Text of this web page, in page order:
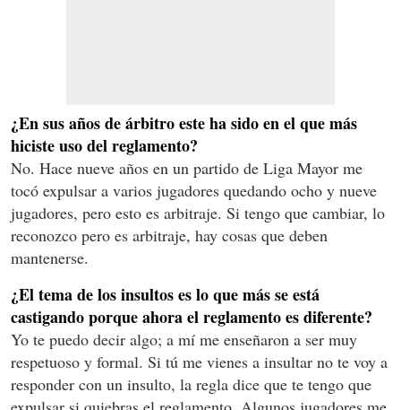
¿En sus años de árbitro este ha sido en el que más
hiciste uso del reglamento?
No. Hace nueve años en un partido de Liga Mayor me
tocó expulsar a varios jugadores quedando ocho y nueve
jugadores, pero esto es arbitraje. Si tengo que cambiar, lo
reconozco pero es arbitraje, hay cosas que deben
mantenerse.
¿El tema de los insultos es lo que más se está
castigando porque ahora el reglamento es diferente?
Yo te puedo decir algo; a mí me enseñaron a ser muy
respetuoso y formal. Si tú me vienes a insultar no te voy a
responder con un insulto, la regla dice que te tengo que